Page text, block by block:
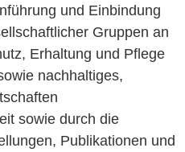
und Einbindung
Gruppen an
Erhaltung und Pflege
nachhaltiges,
sowie durch die
Publikationen und